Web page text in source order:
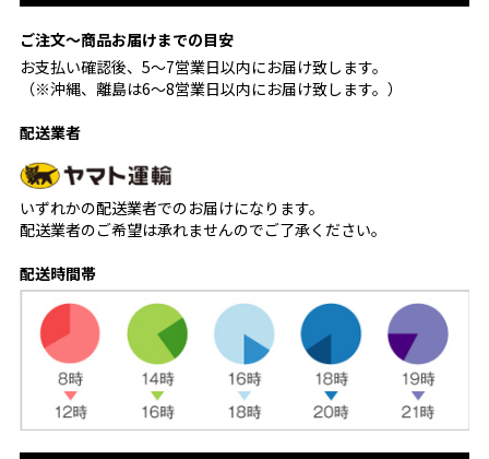
ご注文〜商品お届けまでの目安
お支払い確認後、5〜7営業日以内にお届け致します。
（※沖縄、離島は6〜8営業日以内にお届け致します。）
配送業者
いずれかの配送業者でのお届けになります。
配送業者のご希望は承れませんのでご了承ください。
配送時間帯